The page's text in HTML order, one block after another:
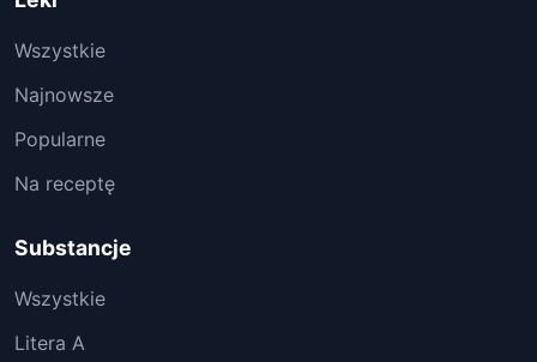
Wszystkie
Najnowsze
Popularne
Na receptę
Substancje
Wszystkie
Litera A